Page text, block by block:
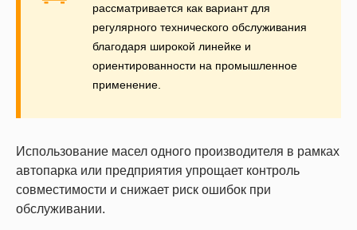
рассматривается как вариант для
регулярного технического обслуживания
благодаря широкой линейке и
ориентированности на промышленное
применение.
Использование масел одного производителя в рамках
автопарка или предприятия упрощает контроль
совместимости и снижает риск ошибок при
обслуживании.